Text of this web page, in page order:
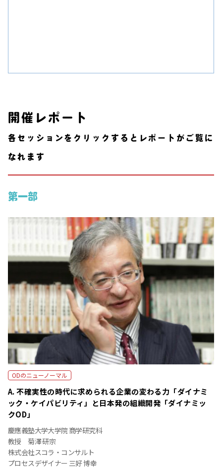
開催レポート
各セッションをクリックするとレポートがご覧に
なれます
第一部
ODのニューノーマル
A. 不確実性の時代に求められる企業の変わる力「ダイナミ
ック・ケイパビリティ」と日本発の組織開発「ダイナミッ
クOD」
慶應義塾大学大学院 商学研究科
教授 菊澤 研宗
株式会社スコラ・コンサルト
プロセスデザイナー 三好 博幸